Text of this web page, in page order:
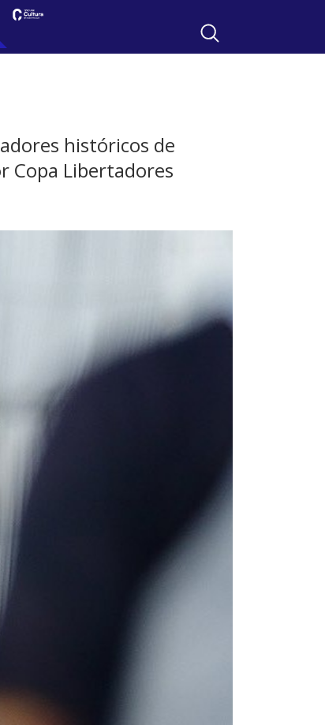
históricos de
Copa Libertadores